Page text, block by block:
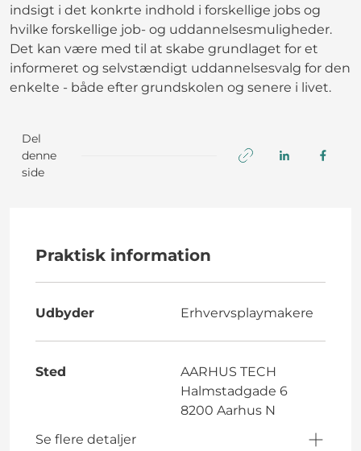
indsigt i det konkrte indhold i forskellige jobs og
hvilke forskellige job- og uddannelsesmuligheder.
Det kan være med til at skabe grundlaget for et
informeret og selvstændigt uddannelsesvalg for den
enkelte - både efter grundskolen og senere i livet.
Del
denne
side
Praktisk information
Udbyder Erhvervsplaymakere
Sted
AARHUS TECH
Halmstadgade 6
8200 Aarhus N
Se flere detaljer